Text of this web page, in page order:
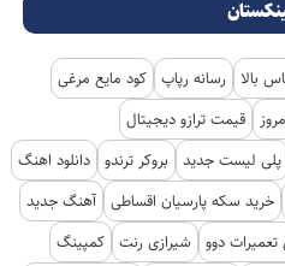
بالا رسانه رپاپ کود مایع مرغی
قیمت ترازو دیجیتال
پلی لیست جدید بروکر ترندو دانلود اهنگ
خرید سکه پارسیان اقساطی آهنگ جدید
تعمیرات دوو شیرازی رنت کمپینگ